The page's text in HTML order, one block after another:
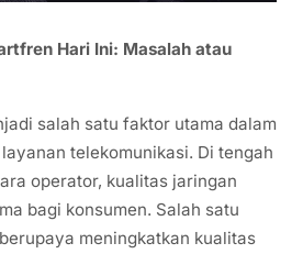
Hari Ini: Masalah atau
salah satu faktor utama dalam
telekomunikasi. Di tengah
operator, kualitas jaringan
bagi konsumen. Salah satu
meningkatkan kualitas